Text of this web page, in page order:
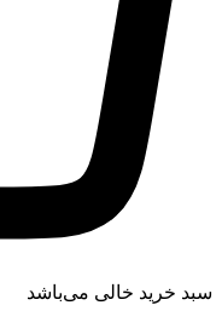
سبد خرید خالی می‌باشد